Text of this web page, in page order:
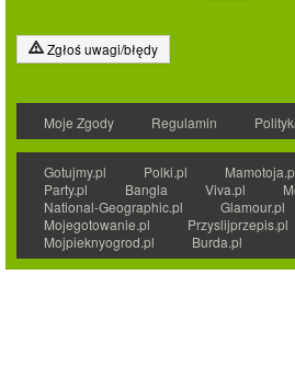
Zgłoś uwagi/błędy
Moje Zgody Regulamin
Gotujmy.pl Polki.pl
Party.pl
Bangla Viva.pl
National-Geographic.pl
Glamour.pl
Mojegotowanie.pl
Przyslijprzepis.pl
Mojpieknyogrod.pl
Burda.pl